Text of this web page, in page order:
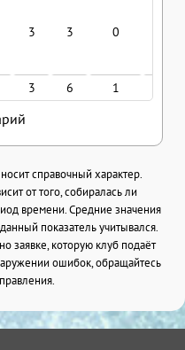
3 3 0
3 6 1
справочный характер.
от того, собиралась ли
времени. Средние значения
показатель учитывался.
заявке, которую клуб подаёт
ошибок, обращайтесь